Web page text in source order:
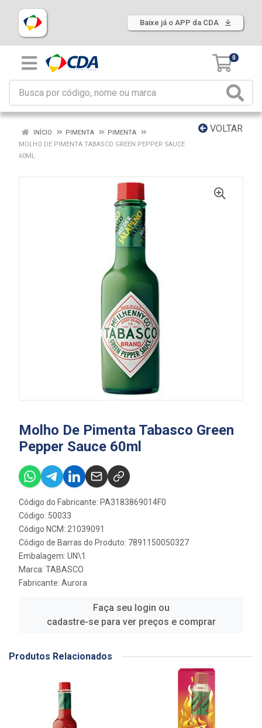
Baixe já o APP da CDA
0
VOLTAR
INÍCIO PIMENTA
PIMENTA
MOLHO DE PIMENTA TABASCO GREEN PEPPER SAUCE
60ML
Molho De Pimenta Tabasco Green
Pepper Sauce 60ml
Código do Fabricante: PA3183869014F0
Código: 50033
Código NCM: 21039091
Código de Barras do Produto: 7891150050327
Embalagem: UN\1
Marca: TABASCO
Fabricante: Aurora
Faça seu login ou
cadastre-se para ver preços e comprar
Produtos Relacionados